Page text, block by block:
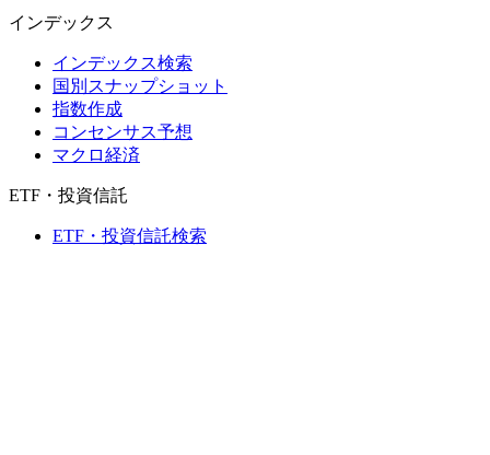
インデックス
インデックス検索
国別スナップショット
指数作成
コンセンサス予想
マクロ経済
ETF・投資信託
ETF・投資信託検索